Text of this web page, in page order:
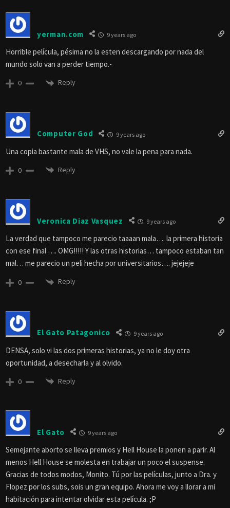
yerman.com 9 years ago
Horrible película, pésima no la esten descargando por nada del
mundo solo van a perder tiempo.-
0 Reply
Computer God 9 years ago
Una copia bastante mala de VHS, no vale la pena para nada.
0 Reply
Veronica Diaz Vasquez 9 years ago
La verdad que tampoco me parecio taaaan mala…. la primera historia
con ese final …. OMG!!!!! Y las otras historias… tampoco estaban tan
mal… me parecio un peli hecha por universitarios…. jejejeje
0 Reply
El Gato Patagonico 9 years ago
DENSA, solo vi las dos primeras historias, ya no le doy otra
oportunidad, a desecharla y al olvido.
0 Reply
El Gato 9 years ago
Semejante aborto se lleva premios y Hell House la ponen a parir. Al
menos Hell House se molesta en trabajar un poco el suspense.
Gracias de todos modos, Monito. Tú por las películas, junto a Dra. y
Flopez por los subs, sois un gran equipo. Ahora me voy a llorar a mi
habitación para intentar olvidar esta película. ;P